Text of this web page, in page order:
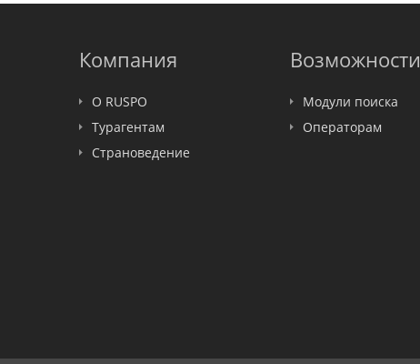
Alean
PlanTravel
Крымская Волна
Интурист
Компания
О RUSPO
Турагентам
Страноведение
Возможности
Модули поиска
Операторам